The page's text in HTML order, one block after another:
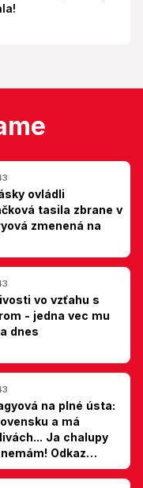
ovládli
tasila zbrane v
zmenená na
vo vzťahu s
- jedna vec mu
dnes
na plné ústa:
a má
Ja chalupy
Odkaz